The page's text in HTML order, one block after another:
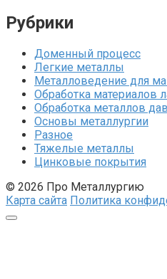
Рубрики
Доменный процесс
Легкие металлы
Металловедение для
Обработка материалов
Обработка металлов
Основы металлургии
Разное
Тяжелые металлы
Цинковые покрытия
© 2026 Про Металлургию
Карта сайта Политика